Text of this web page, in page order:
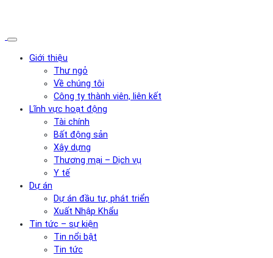
Giới thiệu
Thư ngỏ
Về chúng tôi
Công ty thành viên, liên kết
Lĩnh vực hoạt động
Tài chính
Bất động sản
Xây dựng
Thương mại – Dịch vụ
Y tế
Dự án
Dự án đầu tư, phát triển
Xuất Nhập Khẩu
Tin tức – sự kiện
Tin nổi bật
Tin tức